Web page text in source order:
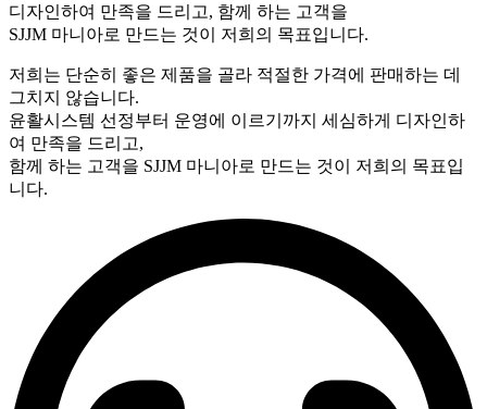
디자인하여 만족을 드리고, 함께 하는 고객을
SJJM 마니아로 만드는 것이 저희의 목표입니다.
저희는 단순히 좋은 제품을 골라 적절한 가격에 판매하는 데
그치지 않습니다.
윤활시스템 선정부터 운영에 이르기까지 세심하게 디자인하
여 만족을 드리고,
함께 하는 고객을 SJJM 마니아로 만드는 것이 저희의 목표입
니다.